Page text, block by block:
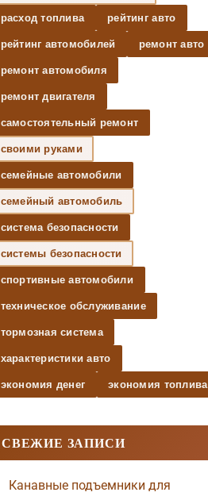
расход топлива рейтинг авто
рейтинг автомобилей ремонт авто
ремонт автомобиля
ремонт двигателя
самостоятельный ремонт
своими руками
семейные автомобили
семейный автомобиль
система безопасности
системы безопасности
спортивные автомобили
техническое обслуживание
тормозная система
характеристики авто
экономия денег экономия топлива
СВЕЖИЕ ЗАПИСИ
Канавные подъемники для